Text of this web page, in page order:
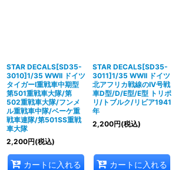
STAR DECALS[SD35-
3010]1/35 WWII ドイツ
タイガーI重戦車中期型
第501重戦車大隊/第
502重戦車大隊/フンメ
ル重戦車中隊/ベーケ重
戦車連隊/第501SS重戦
車大隊
2,200円(税込)
カートに入れる
STAR DECALS[SD35-
3011]1/35 WWII ドイツ
北アフリカ戦線のIV号戦
車D型/D/E型/E型 トリポ
リ/トブルク/リビア1941
年
2,200円(税込)
カートに入れる